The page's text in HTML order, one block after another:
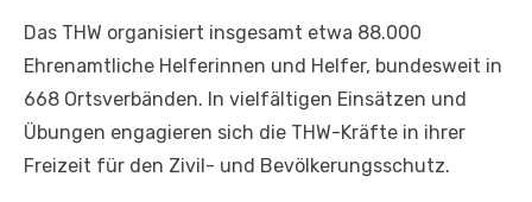
Das THW organisiert insgesamt etwa 88.000
Ehrenamtliche Helferinnen und Helfer, bundesweit in
668 Ortsverbänden. In vielfältigen Einsätzen und
Übungen engagieren sich die THW-Kräfte in ihrer
Freizeit für den Zivil- und Bevölkerungsschutz.